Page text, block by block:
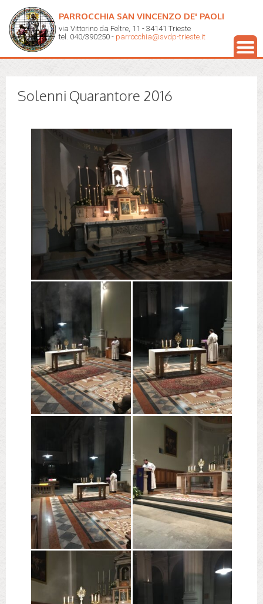
PARROCCHIA SAN VINCENZO DE' PAOLI
via Vittorino da Feltre, 11 - 34141 Trieste
tel. 040/390250 - parrocchia@svdp-trieste.it
Solenni Quarantore 2016